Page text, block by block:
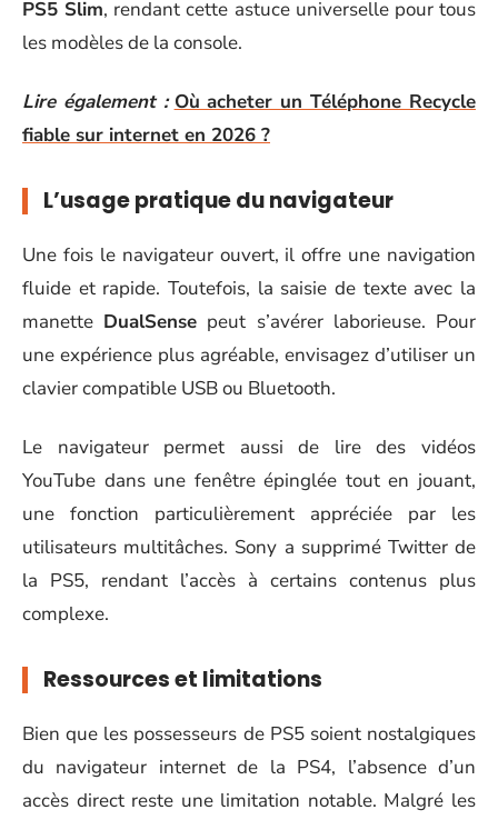
PS5 Slim, rendant cette astuce universelle pour tous
les modèles de la console.
Lire également : Où acheter un Téléphone Recycle
fiable sur internet en 2026 ?
L’usage pratique du navigateur
Une fois le navigateur ouvert, il offre une navigation
fluide et rapide. Toutefois, la saisie de texte avec la
manette DualSense peut s’avérer laborieuse. Pour
une expérience plus agréable, envisagez d’utiliser un
clavier compatible USB ou Bluetooth.
Le navigateur permet aussi de lire des vidéos
YouTube dans une fenêtre épinglée tout en jouant,
une fonction particulièrement appréciée par les
utilisateurs multitâches. Sony a supprimé Twitter de
la PS5, rendant l’accès à certains contenus plus
complexe.
Ressources et limitations
Bien que les possesseurs de PS5 soient nostalgiques
du navigateur internet de la PS4, l’absence d’un
accès direct reste une limitation notable. Malgré les